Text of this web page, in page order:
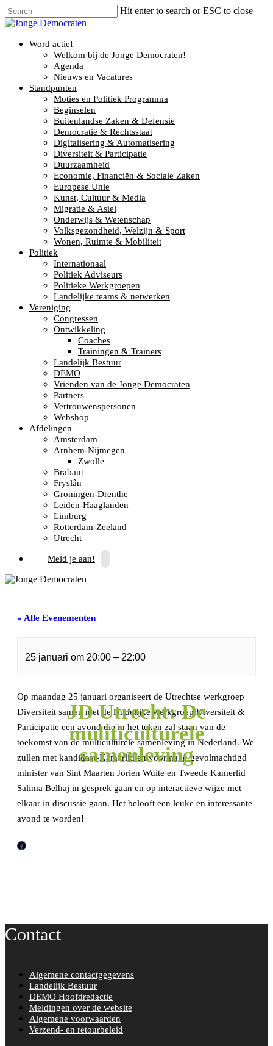
Hit enter to search or ESC to close
Word actief
Welkom bij de Jonge Democraten!
Agenda
Nieuws en Vacatures
Standpunten
Moties en Politiek Programma
Beginselen
Buitenlandse Zaken & Defensie
Democratie & Rechtsstaat
Digitalisering & Automatisering
Diversiteit & Participatie
Duurzaamheid
Economie, Financiën & Sociale Zaken
Europese Unie
Kunst, Cultuur & Media
Migratie & Asiel
Onderwijs & Wetenschap
Volksgezondheid, Welzijn & Sport
Wonen, Ruimte & Mobiliteit
Politiek
Internationaal
Politiek Adviseurs
Politieke Werkgroepen
Landelijke teams & netwerken
Vereniging
Congressen
Ontwikkeling
Coaches
Trainingen & Trainers
Landelijk Bestuur
DEMO
Vrienden van de Jonge Democraten
Partners
Vertrouwenspersonen
Webshop
Afdelingen
Amsterdam
Arnhem-Nijmegen
Zwolle
Brabant
Fryslân
Groningen-Drenthe
Leiden-Haaglanden
Limburg
Rotterdam-Zeeland
Utrecht
Meld je aan!
« Alle Evenementen
JD Utrecht: De
muliticulturele
samenleving
25 januari om 20:00 – 22:00
Op maandag 25 januari organiseert de Utrechtse werkgroep
Diversiteit samen met de landelijke werkgroep Diversiteit &
Participatie een avond die in het teken zal staan van de
toekomst van de multiculturele samenleving in Nederland. We
zullen met kandidaat-Kamerlid en voormalig gevolmachtigd
minister van Sint Maarten Jorien Wuite en Tweede Kamerlid
Salima Belhaj in gesprek gaan en op interactieve wijze met
elkaar in discussie gaan. Het belooft een leuke en interessante
avond te worden!
F
o
Contact
Algemene contactgegevens
Landelijk Bestuur
DEMO Hoofdredactie
Meldingen over de website
Algemene voorwaarden
Verzend- en retourbeleid